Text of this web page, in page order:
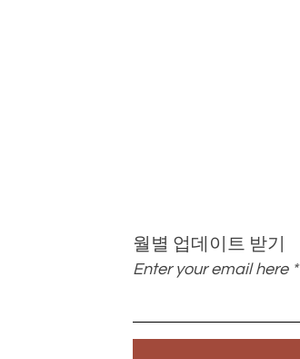
월별 업데이트 받기
Enter your email here